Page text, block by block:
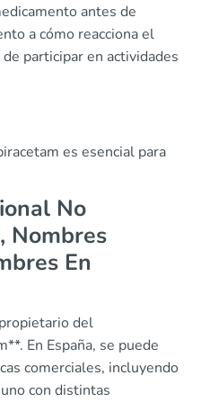
antes de
a cómo reacciona el
participar en actividades
es esencial para
No
Nombres
En
del
En España, se puede
comerciales, incluyendo
con distintas